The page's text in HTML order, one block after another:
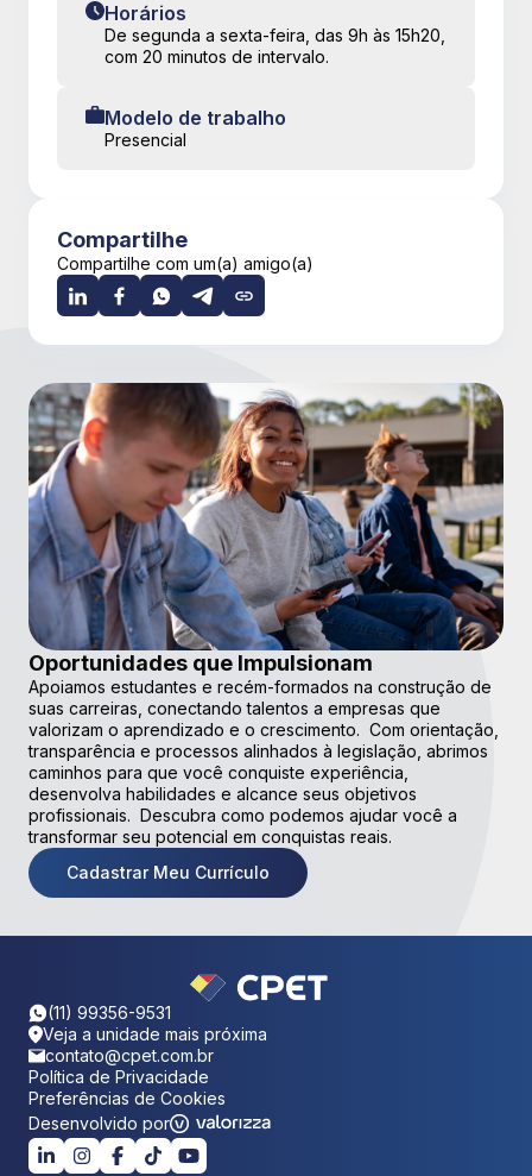
Horários
De segunda a sexta-feira, das 9h às 15h20,
com 20 minutos de intervalo.
Modelo de trabalho
Presencial
Compartilhe
Compartilhe com um(a) amigo(a)
Oportunidades que Impulsionam
Apoiamos estudantes e recém-formados na construção de
suas carreiras, conectando talentos a empresas que
valorizam o aprendizado e o crescimento. Com orientação,
transparência e processos alinhados à legislação, abrimos
caminhos para que você conquiste experiência,
desenvolva habilidades e alcance seus objetivos
profissionais. Descubra como podemos ajudar você a
transformar seu potencial em conquistas reais.
Cadastrar Meu Currículo
(11) 99356-9531
Veja a unidade mais próxima
contato@cpet.com.br
Política de Privacidade
Preferências de Cookies
Desenvolvido por